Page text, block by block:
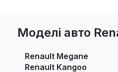
Моделі авто
Renault Megane
Renault Kangoo